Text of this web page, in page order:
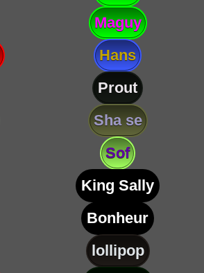
Maguy
Hans
Prout
Sha se
Sof
King Sally
Bonheur
lollipop